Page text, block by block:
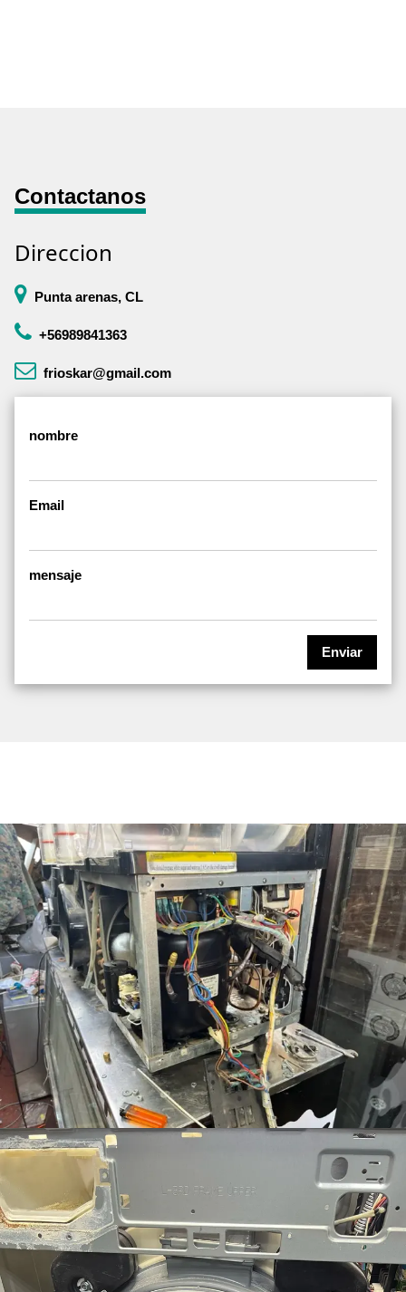
Contactanos
Direccion
Punta arenas, CL
+56989841363
frioskar@gmail.com
nombre
Email
mensaje
Enviar